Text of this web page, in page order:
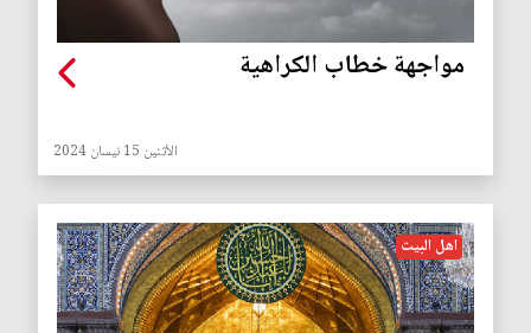
مواجهة خطاب الكراهية
الأثنين 15 نيسان 2024
اهل البيت